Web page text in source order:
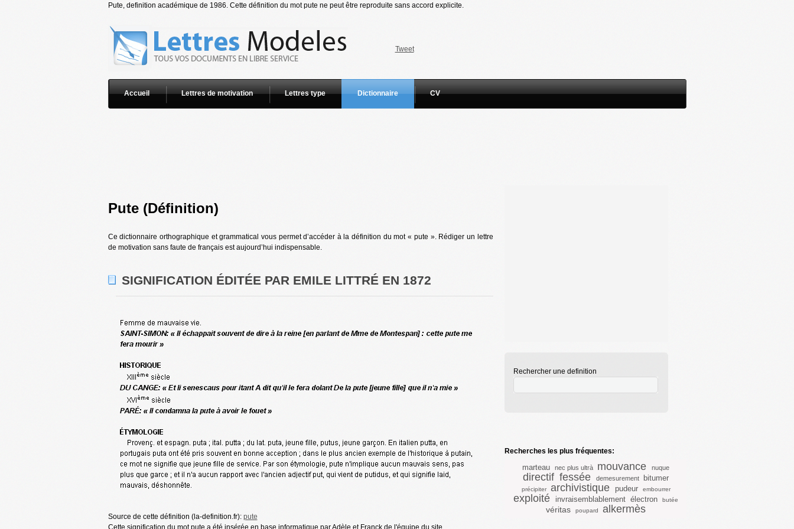
Pute, definition académique de 1986. Cette définition du mot pute ne peut être reproduite sans accord explicite.
Tweet
Accueil Lettres de motivation Lettres type Dictionnaire CV
Pute (Définition)
Ce dictionnaire orthographique et grammatical vous permet d’accéder à la définition du mot « pute ». Rédiger un lettre
de motivation sans faute de français est aujourd’hui indispensable.
SIGNIFICATION ÉDITÉE PAR EMILE LITTRÉ EN 1872
Source de cette définition (la-definition.fr): pute
Cette signification du mot pute a été insérée en base informatique par Adèle et Franck de l'équipe du site.
Rechercher une definition
Recherches les plus fréquentes:
marteau nec plus ultrà mouvance nuque
directif fessée demesurement bitumer
précipiter archivistique pudeur embourrer
exploité invraisemblablement électron butée
véritas poupard alkermès